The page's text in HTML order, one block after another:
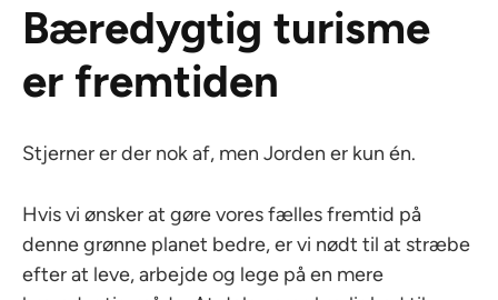
Bæredygtig turisme
er fremtiden
Stjerner er der nok af, men Jorden er kun én.
Hvis vi ønsker at gøre vores fælles fremtid på
denne grønne planet bedre, er vi nødt til at stræbe
efter at leve, arbejde og lege på en mere